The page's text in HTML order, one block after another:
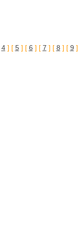
4] [ 5] [ 6 ] [ 7 ] [ 8 ] [ 9